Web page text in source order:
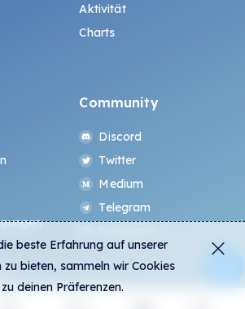
Aktivität
Charts
Community
Discord
Twitter
Medium
Telegram
beste Erfahrung auf unserer
bieten, sammeln wir Cookies
zu deinen Präferenzen.